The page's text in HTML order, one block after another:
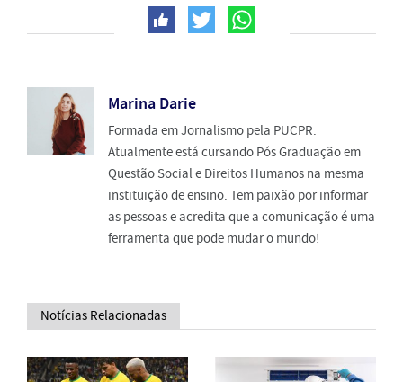
Marina Darie
Formada em Jornalismo pela PUCPR.
Atualmente está cursando Pós Graduação em
Questão Social e Direitos Humanos na mesma
instituição de ensino. Tem paixão por informar
as pessoas e acredita que a comunicação é uma
ferramenta que pode mudar o mundo!
Notícias Relacionadas